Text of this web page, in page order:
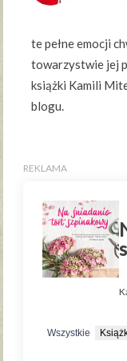
te pełne emocji
towarzystwie jej
książki Kamili
blogu.